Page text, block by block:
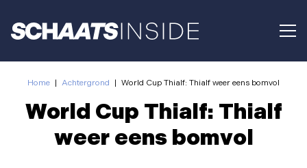
Home | Achtergrond | World Cup Thialf: Thialf weer eens bomvol
World Cup Thialf: Thialf
weer eens bomvol